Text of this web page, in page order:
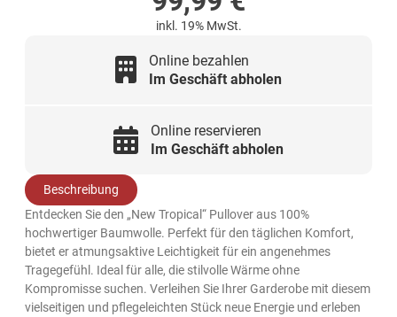
inkl. 19% MwSt.
Online bezahlen
Im Geschäft abholen
Online reservieren
Im Geschäft abholen
Beschreibung
Entdecken Sie den „New Tropical“ Pullover aus 100%
hochwertiger Baumwolle. Perfekt für den täglichen Komfort,
bietet er atmungsaktive Leichtigkeit für ein angenehmes
Tragegefühl. Ideal für alle, die stilvolle Wärme ohne
Kompromisse suchen. Verleihen Sie Ihrer Garderobe mit diesem
vielseitigen und pflegeleichten Stück neue Energie und erleben